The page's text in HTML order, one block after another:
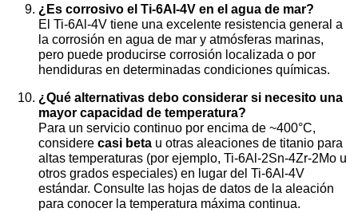
¿Es corrosivo el Ti-6Al-4V en el agua de mar?
El Ti-6Al-4V tiene una excelente resistencia general a
la corrosión en agua de mar y atmósferas marinas,
pero puede producirse corrosión localizada o por
hendiduras en determinadas condiciones químicas.
¿Qué alternativas debo considerar si necesito una
mayor capacidad de temperatura?
Para un servicio continuo por encima de ~400°C,
considere casi beta u otras aleaciones de titanio para
altas temperaturas (por ejemplo, Ti-6Al-2Sn-4Zr-2Mo u
otros grados especiales) en lugar del Ti-6Al-4V
estándar. Consulte las hojas de datos de la aleación
para conocer la temperatura máxima continua.